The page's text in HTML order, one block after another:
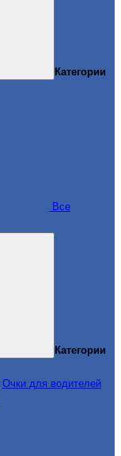
Категории
Все
Категории
Очки для водителей